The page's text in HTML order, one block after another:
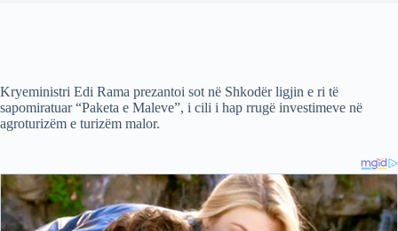
Kryeministri Edi Rama prezantoi sot në Shkodër ligjin e ri të
sapomiratuar “Paketa e Maleve”, i cili i hap rrugë investimeve në
agroturizëm e turizëm malor.